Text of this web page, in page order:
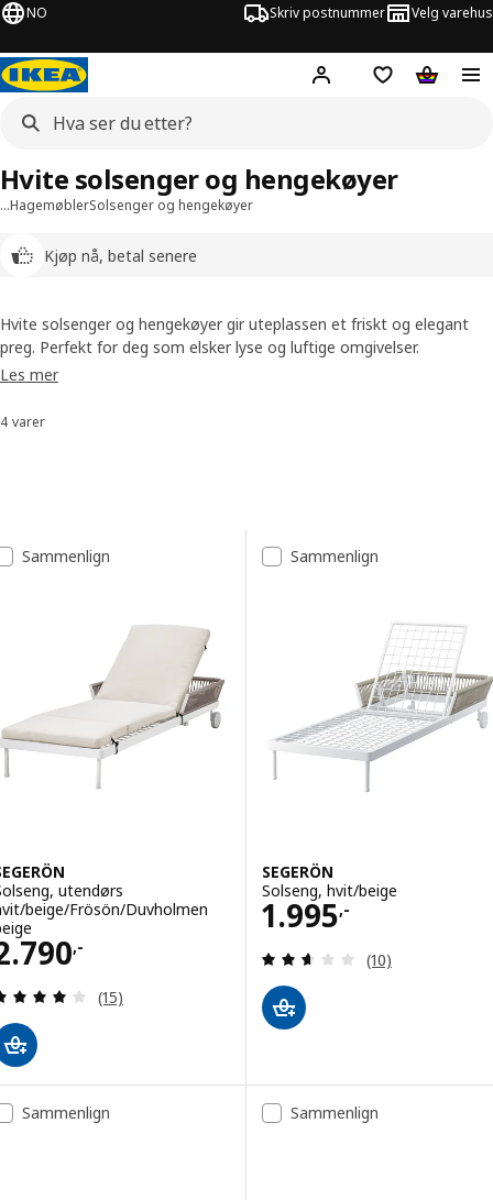
NO Skriv postnummer Velg varehus
Hej! Logg innHuskeliste
…HagemøblerSolsenger og hengekøyer
Kjøp nå, betal senere
Hvite solsenger og hengekøyer
Hvite solsenger og hengekøyer gir uteplassen et friskt og elegant
preg. Perfekt for deg som elsker lyse og luftige omgivelser.
Les mer
Sorter og filtrer
4 varer
Resultatliste
Sammenlign
utendørs
beige/Frösön/Duvholmen
,-
2790,-
Gjennomgang: 4.1 av 5 stjerner. Samlede
(15)
Sammenlign
SEGERÖN
Solseng, hvit/beige
1.995,-
Pris 1995,-
Gjennomgang:
(10)
Sammenlign Sammenlign